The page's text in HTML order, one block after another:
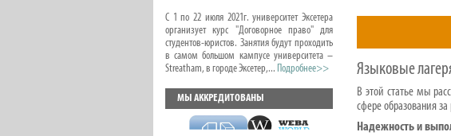
С 1 по 22 июля 2021г. университет Эксетера
организует курс "Договорное право" для
студентов-юристов. Занятия будут проходить
в самом большом кампусе университета –
Streatham, в городе Эксетер,... Подробнее>>
МЫ АККРЕДИТОВАНЫ
Языковые
В этой статье мы
сфере образования
Надежность и